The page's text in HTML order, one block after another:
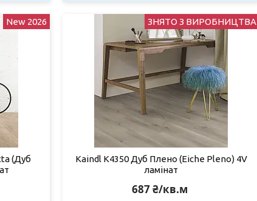
New 2026
(Дуб
ЗНЯТО З ВИРОБНИЦТВА
Kaindl K4350 Дуб Плено (Eiche Pleno) 4V
ламінат
687 ₴/кв.м